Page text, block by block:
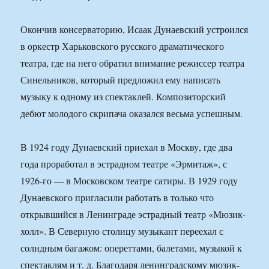
Окончив консерваторию, Исаак Дунаевский устроился
в оркестр Харьковского русского драматического
театра, где на него обратил внимание режиссер театра
Синельников, который предложил ему написать
музыку к одному из спектаклей. Композиторский
дебют молодого скрипача оказался весьма успешным.
В 1924 году Дунаевский приехал в Москву, где два
года проработал в эстрадном театре «Эрмитаж», с
1926-го — в Московском театре сатиры. В 1929 году
Дунаевского пригласили работать в только что
открывшийся в Ленинграде эстрадный театр «Мюзик-
холл». В Северную столицу музыкант переехал с
солидным багажом: опереттами, балетами, музыкой к
спектаклям и т. д. Благодаря ленинградскому мюзик-